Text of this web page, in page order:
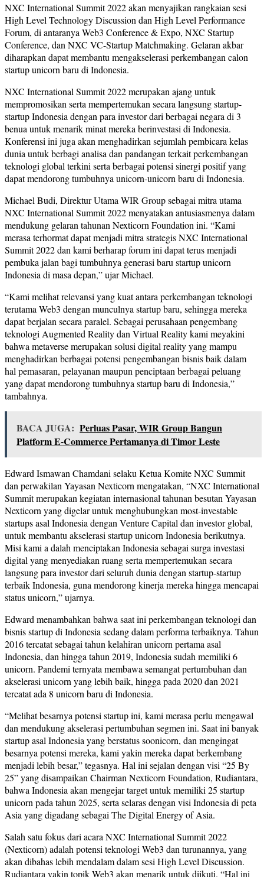
NXC International Summit 2022 akan menyajikan rangkaian sesi
High Level Technology Discussion dan High Level Performance
Forum, di antaranya Web3 Conference & Expo, NXC Startup
Conference, dan NXC VC-Startup Matchmaking. Gelaran akbar
diharapkan dapat membantu mengakselerasi perkembangan calon
startup unicorn baru di Indonesia.
NXC International Summit 2022 merupakan ajang untuk
mempromosikan serta mempertemukan secara langsung startup-
startup Indonesia dengan para investor dari berbagai negara di 3
benua untuk menarik minat mereka berinvestasi di Indonesia.
Konferensi ini juga akan menghadirkan sejumlah pembicara kelas
dunia untuk berbagi analisa dan pandangan terkait perkembangan
teknologi global terkini serta berbagai potensi sinergi positif yang
dapat mendorong tumbuhnya unicorn-unicorn baru di Indonesia.
Michael Budi, Direktur Utama WIR Group sebagai mitra utama
NXC International Summit 2022 menyatakan antusiasmenya dalam
mendukung gelaran tahunan Nexticorn Foundation ini. “Kami
merasa terhormat dapat menjadi mitra strategis NXC International
Summit 2022 dan kami berharap forum ini dapat terus menjadi
pembuka jalan bagi tumbuhnya generasi baru startup unicorn
Indonesia di masa depan,” ujar Michael.
“Kami melihat relevansi yang kuat antara perkembangan teknologi
terutama Web3 dengan munculnya startup baru, sehingga mereka
dapat berjalan secara paralel. Sebagai perusahaan pengembang
teknologi Augmented Reality dan Virtual Reality kami meyakini
bahwa metaverse merupakan solusi digital reality yang mampu
menghadirkan berbagai potensi pengembangan bisnis baik dalam
hal pemasaran, pelayanan maupun penciptaan berbagai peluang
yang dapat mendorong tumbuhnya startup baru di Indonesia,”
tambahnya.
BACA JUGA: Perluas Pasar, WIR Group Bangun
Platform E-Commerce Pertamanya di Timor Leste
Edward Ismawan Chamdani selaku Ketua Komite NXC Summit
dan perwakilan Yayasan Nexticorn mengatakan, “NXC International
Summit merupakan kegiatan internasional tahunan besutan Yayasan
Nexticorn yang digelar untuk menghubungkan most-investable
startups asal Indonesia dengan Venture Capital dan investor global,
untuk membantu akselerasi startup unicorn Indonesia berikutnya.
Misi kami a dalah menciptakan Indonesia sebagai surga investasi
digital yang menyediakan ruang serta mempertemukan secara
langsung para investor dari seluruh dunia dengan startup-startup
terbaik Indonesia, guna mendorong kinerja mereka hingga mencapai
status unicorn,” ujarnya.
Edward menambahkan bahwa saat ini perkembangan teknologi dan
bisnis startup di Indonesia sedang dalam performa terbaiknya. Tahun
2016 tercatat sebagai tahun kelahiran unicorn pertama asal
Indonesia, dan hingga tahun 2019, Indonesia sudah memiliki 6
unicorn. Pandemi ternyata membawa semangat pertumbuhan dan
akselerasi unicorn yang lebih baik, hingga pada 2020 dan 2021
tercatat ada 8 unicorn baru di Indonesia.
“Melihat besarnya potensi startup ini, kami merasa perlu mengawal
dan mendukung akselerasi pertumbuhan segmen ini. Saat ini banyak
startup asal Indonesia yang berstatus soonicorn, dan mengingat
besarnya potensi mereka, kami yakin mereka dapat berkembang
menjadi lebih besar,” tegasnya. Hal ini sejalan dengan visi “25 By
25” yang disampaikan Chairman Nexticorn Foundation, Rudiantara,
bahwa Indonesia akan mengejar target untuk memiliki 25 startup
unicorn pada tahun 2025, serta selaras dengan visi Indonesia di peta
Asia yang digadang sebagai The Digital Energy of Asia.
Salah satu fokus dari acara NXC International Summit 2022
(Nexticorn) adalah potensi teknologi Web3 dan turunannya, yang
akan dibahas lebih mendalam dalam sesi High Level Discussion.
Rudiantara yakin topik Web3 akan menarik untuk diikuti. “Hal ini